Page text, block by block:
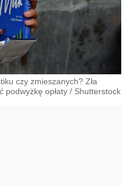
czy zmieszanych? Zła
podwyżkę opłaty / Shutterstock